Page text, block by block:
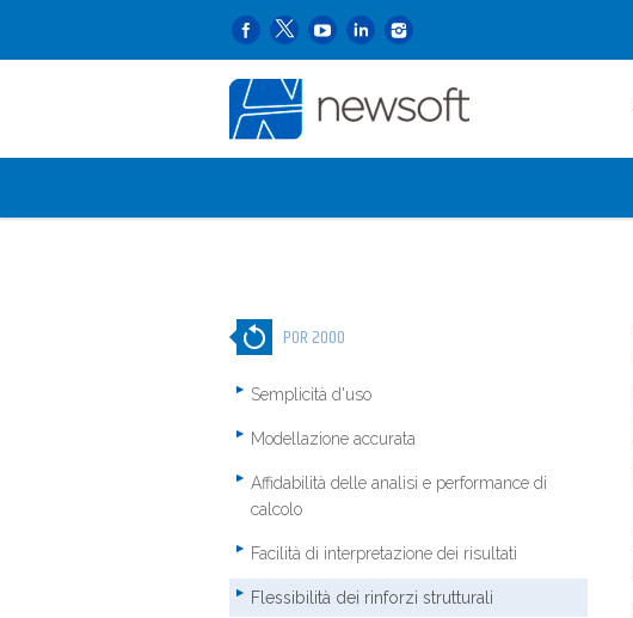
POR 2000
Semplicità d'uso
Modellazione accurata
Affidabilità delle analisi e performance di
calcolo
Facilità di interpretazione dei risultati
Flessibilità dei rinforzi strutturali